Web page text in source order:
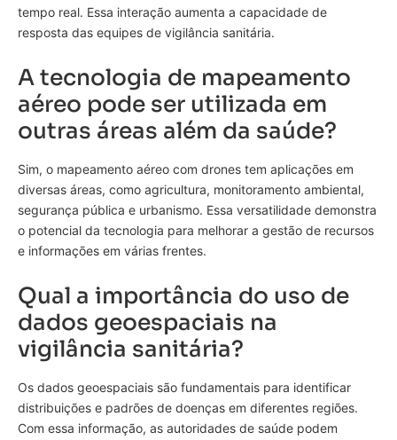
tempo real. Essa interação aumenta a capacidade de
resposta das equipes de vigilância sanitária.
A tecnologia de mapeamento
aéreo pode ser utilizada em
outras áreas além da saúde?
Sim, o mapeamento aéreo com drones tem aplicações em
diversas áreas, como agricultura, monitoramento ambiental,
segurança pública e urbanismo. Essa versatilidade demonstra
o potencial da tecnologia para melhorar a gestão de recursos
e informações em várias frentes.
Qual a importância do uso de
dados geoespaciais na
vigilância sanitária?
Os dados geoespaciais são fundamentais para identificar
distribuições e padrões de doenças em diferentes regiões.
Com essa informação, as autoridades de saúde podem